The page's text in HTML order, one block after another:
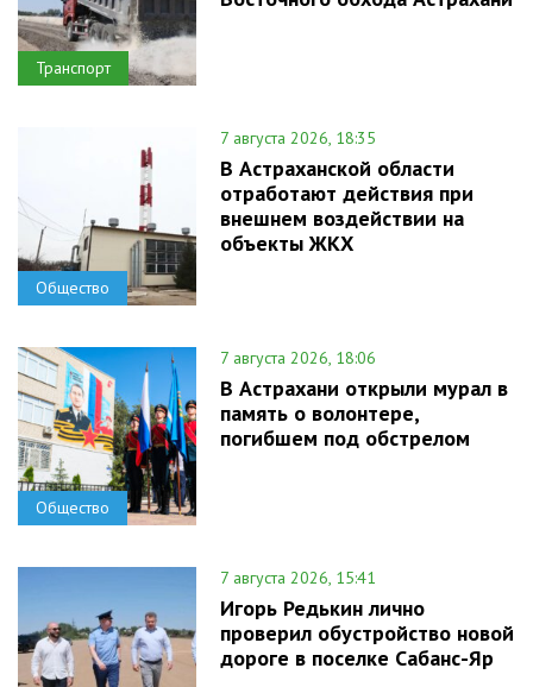
Транспорт
Общество
7 августа 2026, 18:35
В Астраханской области
отработают действия при
внешнем воздействии на
объекты ЖКХ
Общество
7 августа 2026, 18:06
В Астрахани открыли мурал в
память о волонтере,
погибшем под обстрелом
7 августа 2026, 15:41
Игорь Редькин лично
проверил обустройство новой
дороге в поселке Сабанс-Яр